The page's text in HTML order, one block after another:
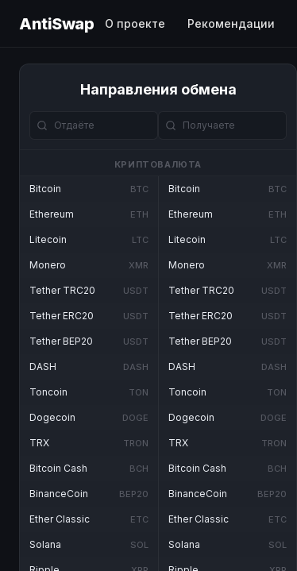
AntiSwap О проекте Рекомендации
Направления обмена
КРИПТОВАЛЮТА
Bitcoin BTC
Ethereum ETH
Litecoin LTC
Monero XMR
Tether TRC20 USDT
Tether ERC20 USDT
Tether BEP20 USDT
DASH DASH
Toncoin TON
Dogecoin DOGE
TRX TRON
Bitcoin Cash BCH
BinanceCoin BEP20
Ether Classic ETC
Solana SOL
Bitcoin BTC
Ethereum ETH
Litecoin LTC
Monero XMR
Tether TRC20 USDT
Tether ERC20 USDT
Tether BEP20 USDT
DASH DASH
Toncoin TON
Dogecoin DOGE
TRX TRON
Bitcoin Cash BCH
BinanceCoin BEP20
Ether Classic ETC
Solana SOL